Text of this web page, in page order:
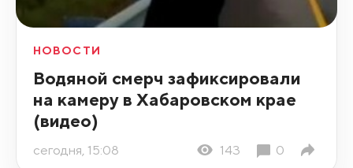
НОВОСТИ
Водяной смерч зафиксировали
на камеру в Хабаровском крае
(видео)
сегодня, 15:08 143 0